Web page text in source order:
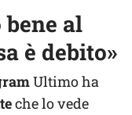
al
è debito»
Ultimo ha
che lo vede